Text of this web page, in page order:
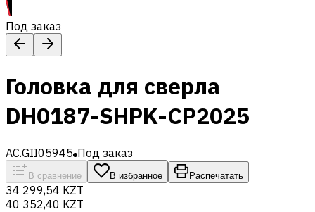
Под заказ
Головка для сверла
DH0187-SHPK-CP2025
AC.GII05945 Под заказ
В сравнение В избранное Распечатать
34 299,54 KZT
40 352,40 KZT